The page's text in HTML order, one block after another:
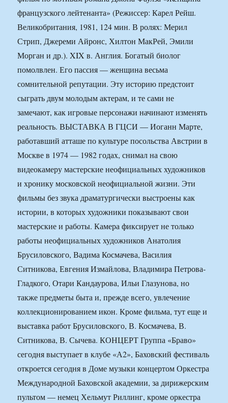
французского лейтенанта» (Режиссер: Карел Рейш.
Великобритания, 1981, 124 мин. В ролях: Мерил
Стрип, Джереми Айронс, Хилтон МакРей, Эмили
Морган и др.). XIX в. Англия. Богатый биолог
помолвлен. Его пассия — женщина весьма
сомнительной репутации. Эту историю предстоит
сыграть двум молодым актерам, и те сами не
замечают, как игровые персонажи начинают изменять
реальность. ВЫСТАВКА В ГЦСИ — Иоганн Марте,
работавший атташе по культуре посольства Австрии в
Москве в 1974 — 1982 годах, снимал на свою
видеокамеру мастерские неофициальных художников
и хронику московской неофициальной жизни. Эти
фильмы без звука драматургически выстроены как
истории, в которых художники показывают свои
мастерские и работы. Камера фиксирует не только
работы неофициальных художников Анатолия
Брусиловского, Вадима Космачева, Василия
Ситникова, Евгения Измайлова, Владимира Петрова-
Гладкого, Отари Кандаурова, Ильи Глазунова, но
также предметы быта и, прежде всего, увлечение
коллекционированием икон. Кроме фильма, тут еще и
выставка работ Брусиловского, В. Космачева, В.
Ситникова, В. Сычева. КОНЦЕРТ Группа «Браво»
сегодня выступает в клубе «А2», Баховский фестиваль
откроется сегодня в Доме музыки концертом Оркестра
Международной Баховской академии, за дирижерским
пультом — немец Хельмут Риллинг, кроме оркестра